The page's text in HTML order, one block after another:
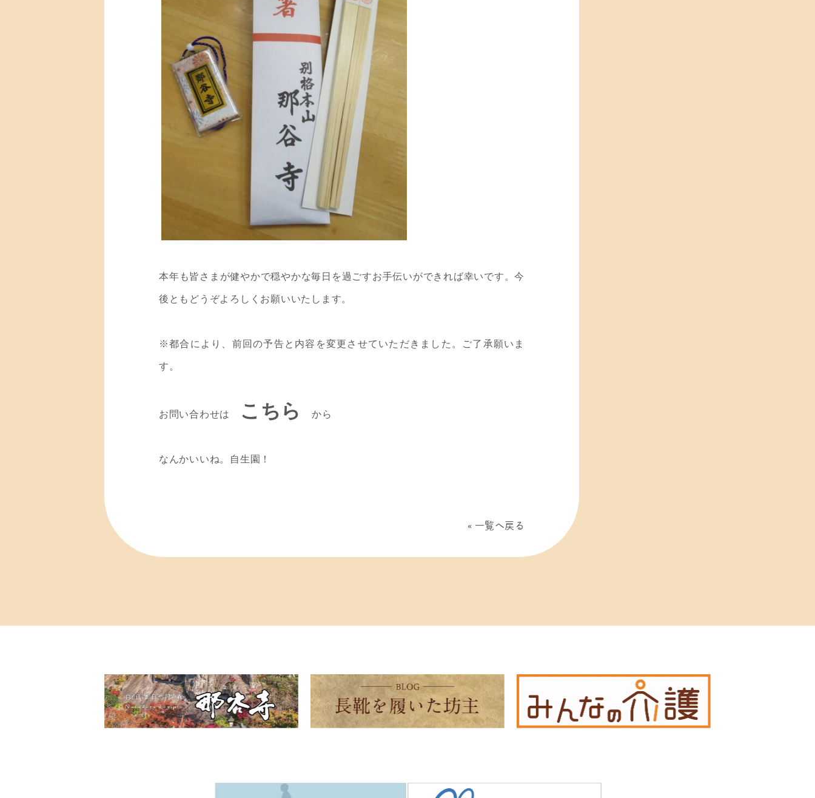
本年も皆さまが健やかで穏やかな毎日を過ごすお手伝いができれば幸いです。今
後ともどうぞよろしくお願いいたします。
※都合により、前回の予告と内容を変更させていただきました。ご了承願いま
す。
お問い合わせは こちら から
なんかいいね。自生園！
一覧へ戻る